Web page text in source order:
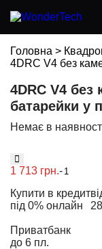
Головна >
4DRC V4 без
4DRC V4 без
батарейки у
Немає в
1 713 грн.-
Купити в кредит
під 0% онлайн
Приватбанк
до 6 пл.